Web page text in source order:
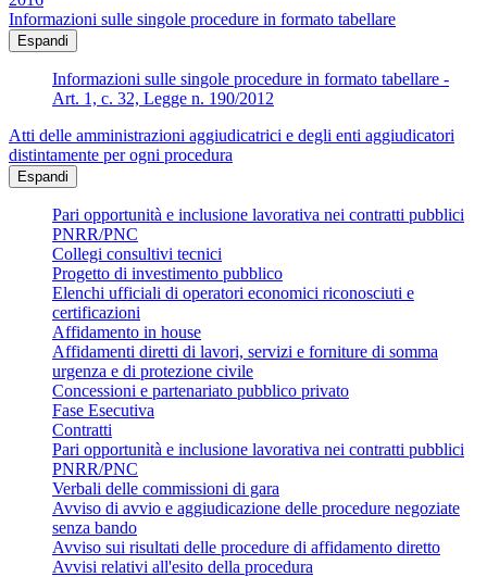
Informazioni sulle singole procedure in formato tabellare
Espandi
Informazioni sulle singole procedure in formato tabellare -
Art. 1, c. 32, Legge n. 190/2012
Atti delle amministrazioni aggiudicatrici e degli enti aggiudicatori
distintamente per ogni procedura
Espandi
Pari opportunità e inclusione lavorativa nei contratti pubblici
PNRR/PNC
Collegi consultivi tecnici
Progetto di investimento pubblico
Elenchi ufficiali di operatori economici riconosciuti e
certificazioni
Affidamento in house
Affidamenti diretti di lavori, servizi e forniture di somma
urgenza e di protezione civile
Concessioni e partenariato pubblico privato
Fase Esecutiva
Contratti
Pari opportunità e inclusione lavorativa nei contratti pubblici
PNRR/PNC
Verbali delle commissioni di gara
Avviso di avvio e aggiudicazione delle procedure negoziate
senza bando
Avviso sui risultati delle procedure di affidamento diretto
Avvisi relativi all'esito della procedura